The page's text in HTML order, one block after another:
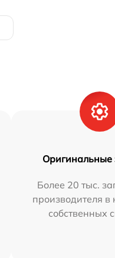
Оригинальные
Более 20 тыс.
производителя
собственных